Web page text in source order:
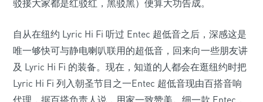
驳接大家都是红驳红，黑驳黑）便算大功告成。
自从在纽约 Lyric Hi Fi 听过 Entec 超低音之后，深感这是
唯一够快可与静电喇叭联用的超低音，回来向一些朋友讲
及 Lyric Hi Fi 的装备。现在，知道的人都会在逛纽约时把
Lyric Hi Fi 列入朝圣节目之一Entec 超低音现由百搭音响
代理，据百搭负责人说，用家一致赞美。细一款 Entec，